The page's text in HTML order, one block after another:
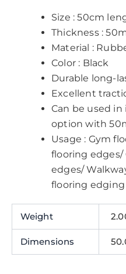
Size : 50cm
Thickness :
Material :
Color : Black
Durable long-
Excellent
Can be used
option with
Usage : Gym
flooring
edges/
flooring edging
Weight
Dimensions